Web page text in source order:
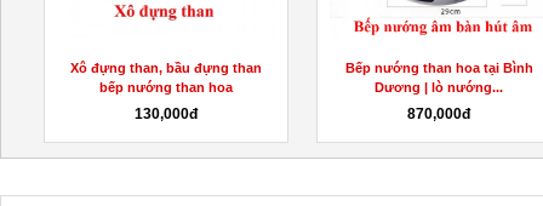
Xô đựng than, bầu đựng than
bếp nướng than hoa
130,000đ
Bếp nướng than hoa tại Bình
Dương | lò nướng...
870,000đ